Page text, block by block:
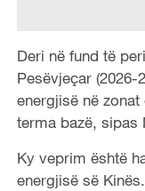
Deri në fund të
Pesëvjeçar
energjisë në
terma bazë, sipas
Ky veprim është
energjisë së